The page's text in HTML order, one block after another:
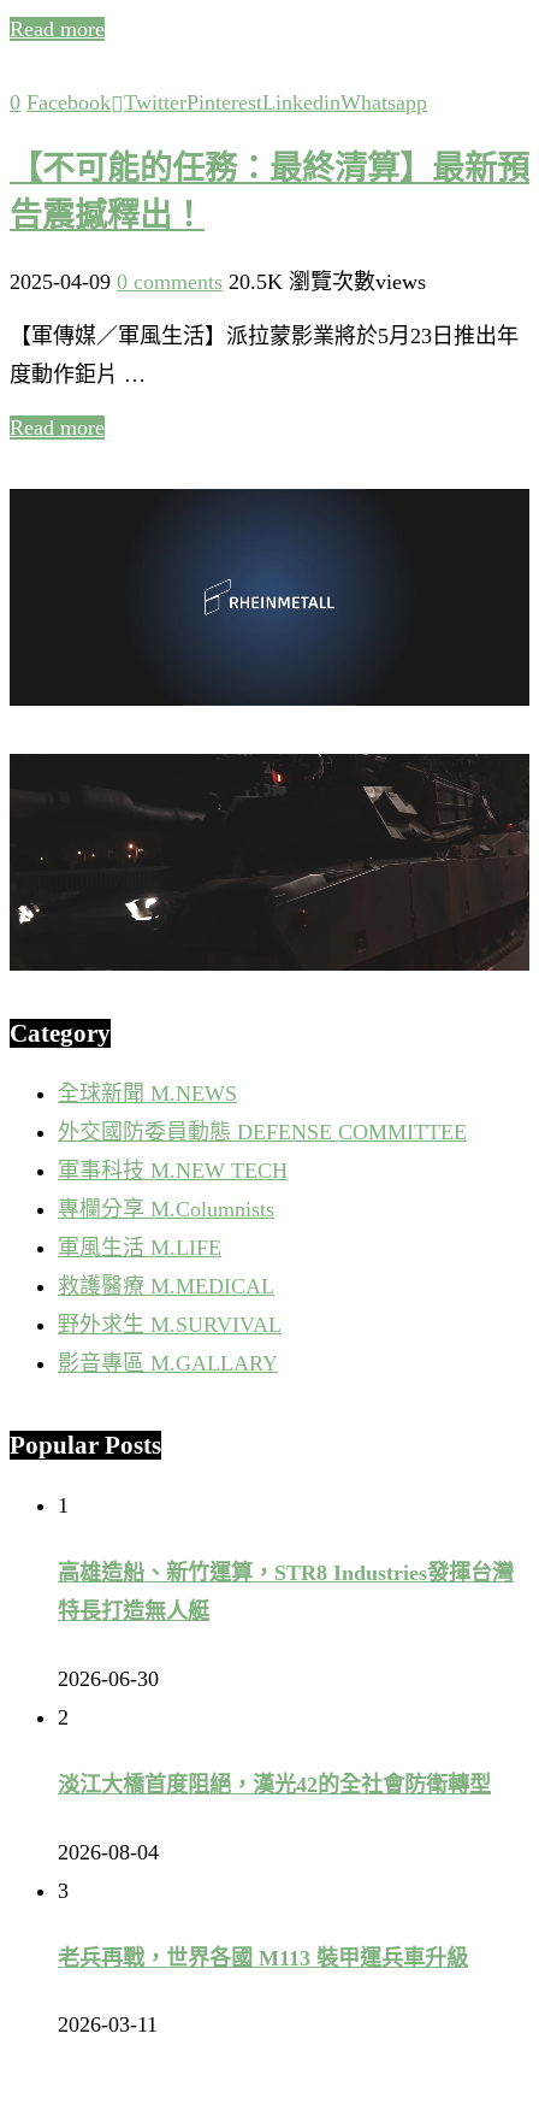
Read more
0 Facebook TwitterPinterestLinkedinWhatsapp
【不可能的任務：最終清算】最新預
告震撼釋出！
2025-04-09 0 comments 20.5K 瀏覽次數views
【軍傳媒／軍風生活】派拉蒙影業將於5月23日推出年
度動作鉅片 …
Read more
Category
全球新聞 M.NEWS
外交國防委員動態 DEFENSE COMMITTEE
軍事科技 M.NEW TECH
專欄分享 M.Columnists
軍風生活 M.LIFE
救護醫療 M.MEDICAL
野外求生 M.SURVIVAL
影音專區 M.GALLARY
Popular Posts
1
高雄造船、新竹運算，STR8 Industries發揮台灣
特長打造無人艇
2026-06-30
2
淡江大橋首度阻絕，漢光42的全社會防衛轉型
2026-08-04
3
老兵再戰，世界各國 M113 裝甲運兵車升級
2026-03-11